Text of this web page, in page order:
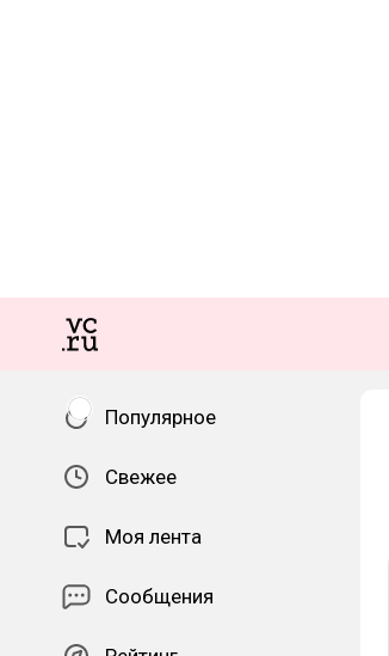
Популярное
Свежее
Моя лента
Сообщения